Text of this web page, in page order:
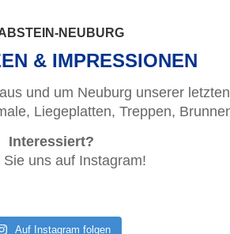
NEUBURG
& IMPRESSIONEN
und um Neuburg unserer
Liegeplatten, Treppen,
Interessiert?
Sie uns auf Instagram!
Auf Instagram folgen